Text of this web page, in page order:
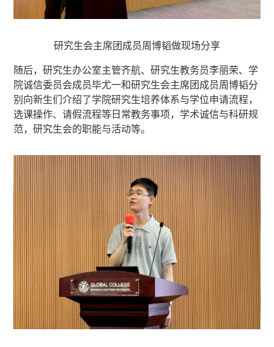
研究生会主席团成员周博韬做现场分享
随后，研究生办公室主管齐航、研究生教务员李丽荣、学
院诚信委员会成员毕尤一和研究生会主席团成员周博韬分
别向新生们介绍了学院研究生培养体系与学位申请流程，
选课操作、请假流程等日常教务事项，学术诚信与科研规
范，研究生会的职能与活动等。